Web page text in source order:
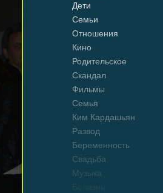
Дети
Семьи
Отношения
Кино
Родительское
Скандал
Фильмы
Семья
Ким Кардашьян
Развод
Беременность
Свадьба
Музыка